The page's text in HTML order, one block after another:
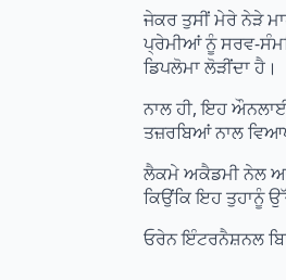
ਜੇਕਰ ਤੁਸੀਂ ਮੇਰੇ ਨੇੜੇ
ਪ੍ਰੇਮੀਆਂ ਨੂੰ ਸਰਵ-
ਡਿਪਲੋਮਾ ਲੋੜੀਂਦਾ ਹੈ।
ਨਾਲ ਹੀ, ਇਹ
ਤਜ਼ਰਬਿਆਂ ਨਾਲ
ਲੈਕਮੇ ਅਕੈਡਮੀ ਨੇਲ
ਕਿਉਂਕਿ ਇਹ ਤੁਹਾਨੂੰ
ਓਰੇਨ ਇੰਟਰਨੈਸ਼ਨਲ